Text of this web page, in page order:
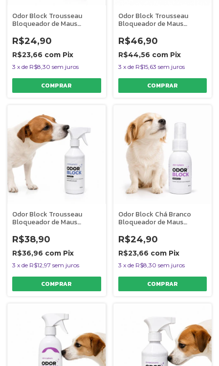
Odor Block Trousseau
Bloqueador de Maus
60ml
R$24,90
R$23,66 com Pix
3 x de R$8,30 sem juros
Odor Block Trousseau
Bloqueador de Maus
400ml
R$46,90
R$44,56 com Pix
3 x de R$15,63 sem juros
Odor Block Trousseau
Bloqueador de Maus
Odores Para Ambientes
200ml
R$38,90
R$36,96 com Pix
3 x de R$12,97 sem juros
Odor Block Chá Branco
Bloqueador de Maus
Odores Para Ambientes
60ml
R$24,90
R$23,66 com Pix
3 x de R$8,30 sem juros